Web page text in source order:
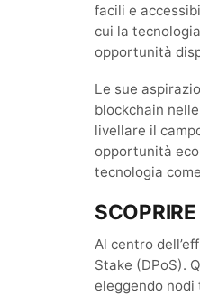
facili e
cui la
opportunità
Le sue
blockchain
livellare il
opportunità
tecnologia
Al centro
Stake (DPoS).
eleggendo nodi